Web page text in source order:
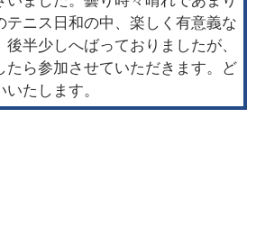
テニス日和の中、楽しく有意義な
半少しへばっておりましたが、
たら参加させていただきます。ど
たします。